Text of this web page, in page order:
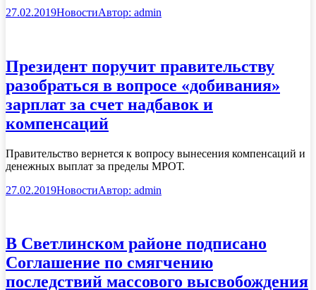
27.02.2019НовостиАвтор: admin
Президент поручит правительству
разобраться в вопросе «добивания»
зарплат за счет надбавок и
компенсаций
Правительство вернется к вопросу вынесения компенсаций и
денежных выплат за пределы МРОТ.
27.02.2019НовостиАвтор: admin
В Светлинском районе подписано
Соглашение по смягчению
последствий массового высвобождения